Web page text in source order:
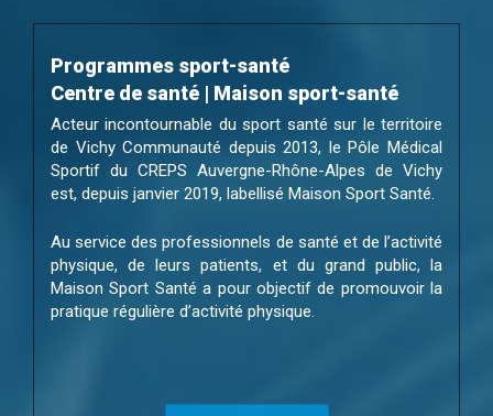
Programmes sport-santé
Centre de santé | Maison sport-santé
Acteur incontournable du sport santé sur le territoire
de Vichy Communauté depuis 2013, le Pôle Médical
Sportif du CREPS Auvergne-Rhône-Alpes de Vichy
est, depuis janvier 2019, labellisé Maison Sport Santé.
Au service des professionnels de santé et de l’activité
physique, de leurs patients, et du grand public, la
Maison Sport Santé a pour objectif de promouvoir la
pratique régulière d’activité physique.